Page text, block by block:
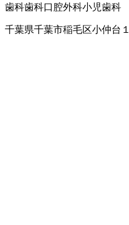
歯科歯科口腔外科小児歯科
千葉県千葉市稲毛区小仲台